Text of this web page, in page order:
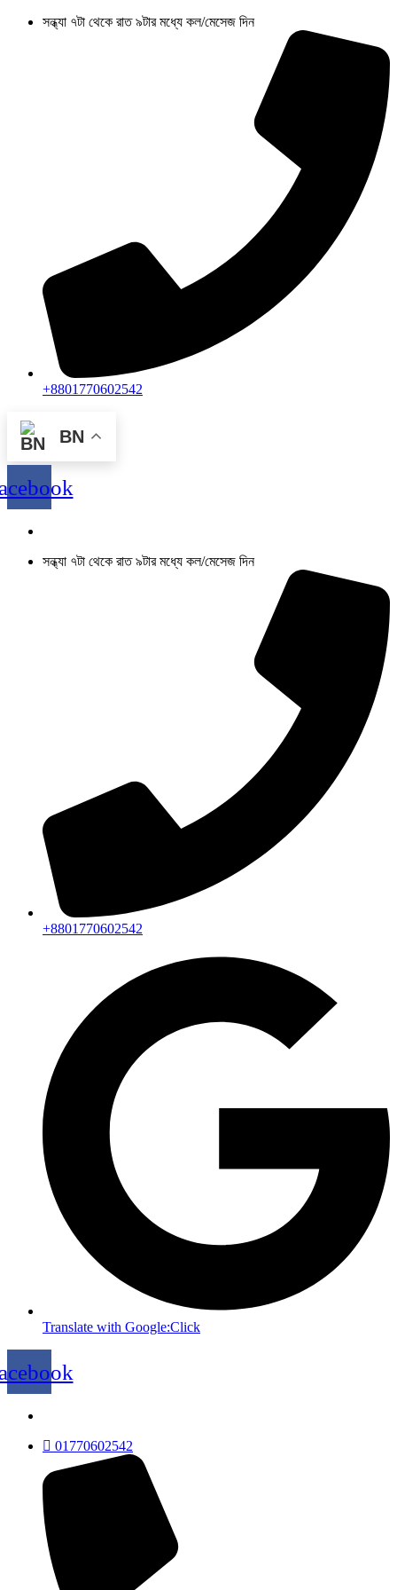
Skip
সন্ধ্যা ৭টা থেকে রাত ৯টার মধ্যে কল/মেসেজ দিন
+8801770602542
BN
সন্ধ্যা ৭টা থেকে রাত ৯টার মধ্যে কল/মেসেজ দিন
+8801770602542
Translate with Google:Click
01770602542